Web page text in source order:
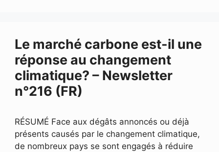
Le marché carbone est-il une
réponse au changement
climatique? – Newsletter
n°216 (FR)
RÉSUMÉ Face aux dégâts annoncés ou déjà
présents causés par le changement climatique,
de nombreux pays se sont engagés à réduire